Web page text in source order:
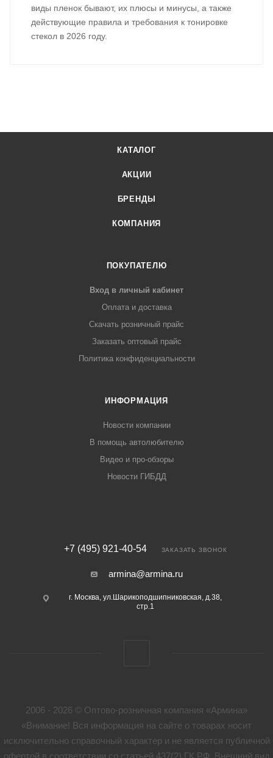
виды пленок бывают, их плюсы и минусы, а также
действующие правила и требования к тонировке
стекол в 2026 году.
КАТАЛОГ
АКЦИИ
БРЕНДЫ
КОМПАНИЯ
ПОКУПАТЕЛЮ
Вход в личный кабинет
Оплата и доставка
Скачать розничный прайс
Заказать оптовый прайс
Политика конфиденциальности
ИНФОРМАЦИЯ
Новости компании
В помощь автолюбителю
Видео и про-обзоры
Новости ГИБДД
+7 (495) 921-40-54 ЗАКАЗАТЬ ЗВОНОК
armina@armina.ru
г. Москва, ул.Шарикоподшипниковская, д.38,
стр.1
2006 - 2026 © Оптово-розничная компания «Армина»
«Внимание! Вся информация на сайте о товарах носит
исключительно справочный характер и не является публичной
офертой в соответствии со статьей 437(2) ГК РФ. Внешний вид